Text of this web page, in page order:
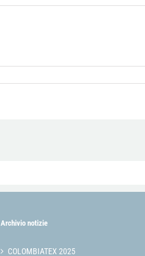
Archivio notizie
COLOMBIATEX 2025